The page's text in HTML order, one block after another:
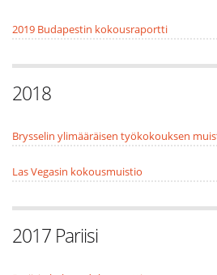
2019 Budapestin kokousraportti
2018
Brysselin ylimääräisen työkokouksen
Las Vegasin kokousmuistio
2017 Pariisi